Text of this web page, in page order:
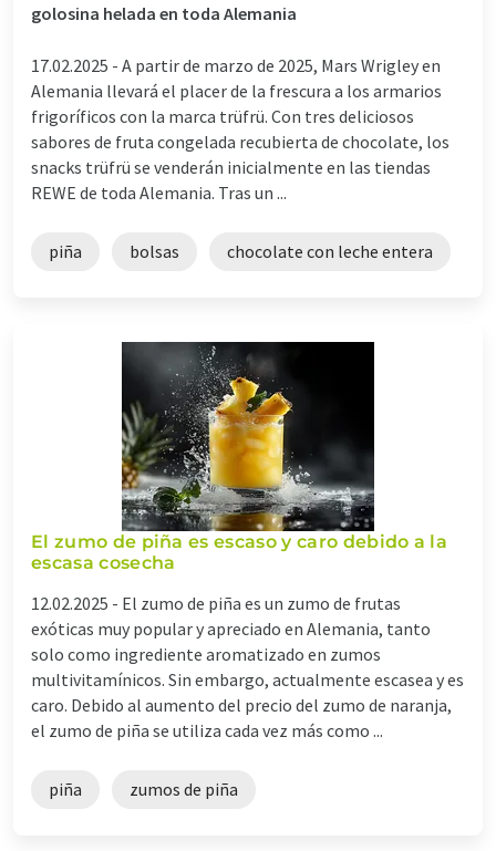
golosina helada en toda Alemania
17.02.2025 - A partir de marzo de 2025, Mars Wrigley en
Alemania llevará el placer de la frescura a los armarios
frigoríficos con la marca trüfrü. Con tres deliciosos
sabores de fruta congelada recubierta de chocolate, los
snacks trüfrü se venderán inicialmente en las tiendas
REWE de toda Alemania. Tras un ...
piña bolsas chocolate con leche entera
El zumo de piña es escaso y caro debido a la
escasa cosecha
12.02.2025 - El zumo de piña es un zumo de frutas
exóticas muy popular y apreciado en Alemania, tanto
solo como ingrediente aromatizado en zumos
multivitamínicos. Sin embargo, actualmente escasea y es
caro. Debido al aumento del precio del zumo de naranja,
el zumo de piña se utiliza cada vez más como ...
piña zumos de piña